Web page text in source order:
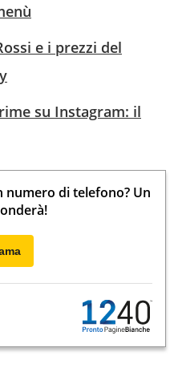
e i prezzi del
su Instagram: il
numero di telefono? Un